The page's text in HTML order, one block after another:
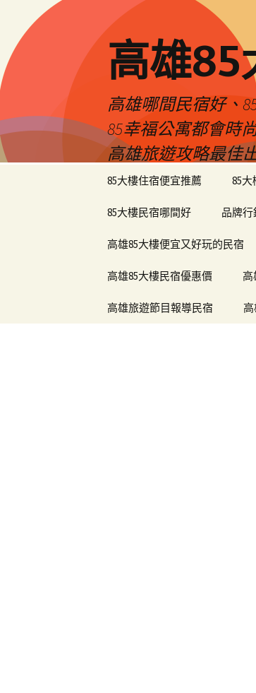
高雄85
高雄哪間民宿好、
85幸福公寓都會時
高雄旅遊攻略最佳
85大樓住宿便宜推薦 85
85大樓民宿哪間好 品牌行
高雄85大樓便宜又好玩的民宿
高雄85大樓民宿優惠價 高
高雄旅遊節目報導民宿